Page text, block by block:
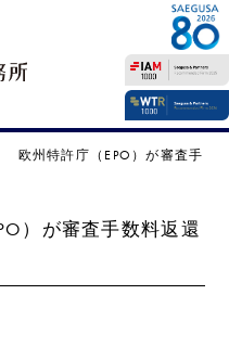
欧州特許庁（EPO）が審査手
）が審査手数料返還